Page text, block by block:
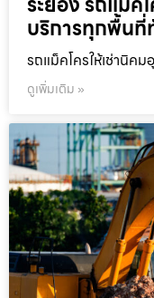
บริการทุกพื้นที่
รถแม็คโครให้เช่านิคม
ดูเพิ่มเติม »